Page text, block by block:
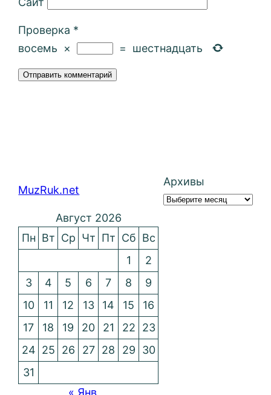
Проверка *
восемь
× = шестнадцать
MuzRuk.net
Архивы
Август 2026
Пн Вт Ср Чт Пт Сб Вс
1
2
3
4 5 6 7 8
9
10
11 12 13 14 15
16
17
18 19 20 21 22
23
24 25 26 27 28 29
30
31